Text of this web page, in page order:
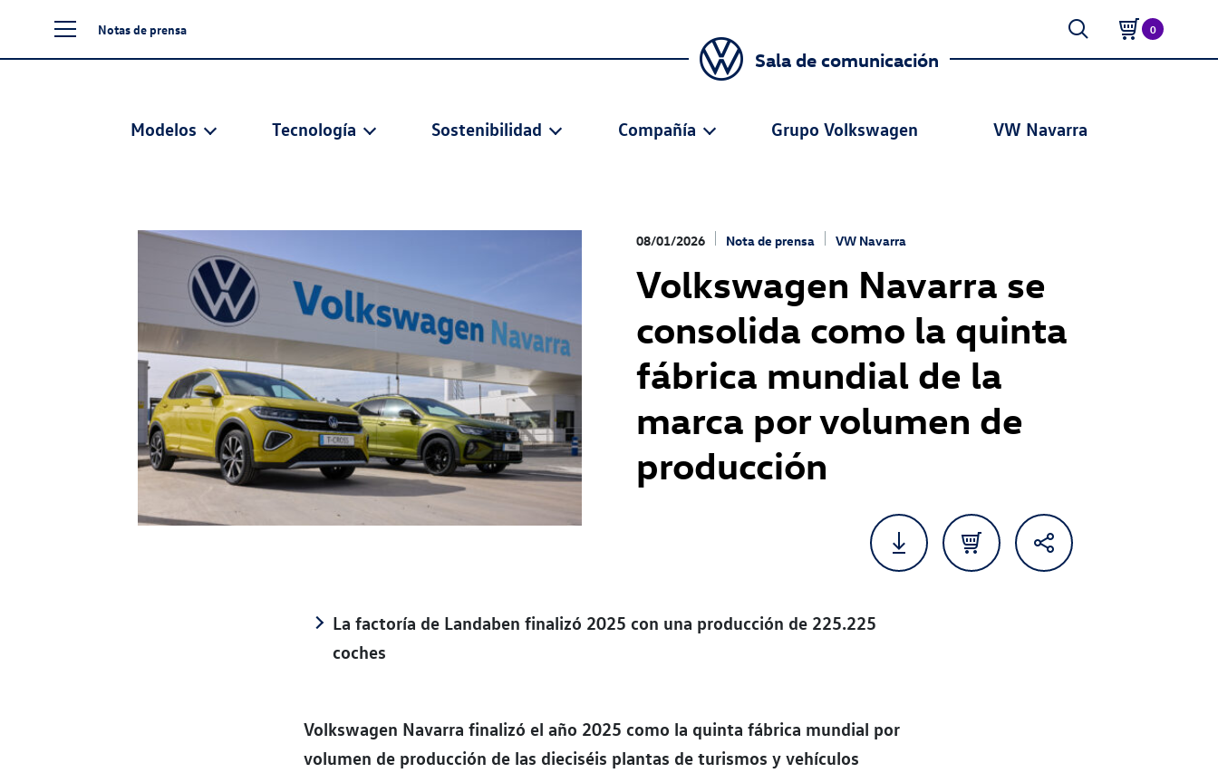
Notas de prensa 0
Sala de comunicación
Modelos Tecnología Sostenibilidad Compañía Grupo Volkswagen VW Navarra
08/01/2026 Nota de prensa VW Navarra
Volkswagen Navarra se
consolida como la quinta
fábrica mundial de la
marca por volumen de
producción
La factoría de Landaben finalizó 2025 con una producción de 225.225
coches
Volkswagen Navarra finalizó el año 2025 como la quinta fábrica mundial por
volumen de producción de las dieciséis plantas de turismos y vehículos